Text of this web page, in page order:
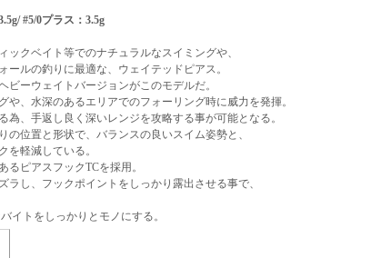
#5/0プラス：3.5g
ックベイト等でのナチュラルなスイミングや、
ールの釣りに最適な、ウェイテッドピアス。
ビーウェイトバージョンがこのモデルだ。
や、水深のあるエリアでのフォーリング時に威力を発揮。
為、手返し良く深いレンジを攻略する事が可能となる。
の位置と形状で、バランスの良いスイム姿勢と、
を軽減している。
るピアスフックTCを採用。
ラし、フックポイントをしっかり露出させる事で、
イトをしっかりとモノにする。